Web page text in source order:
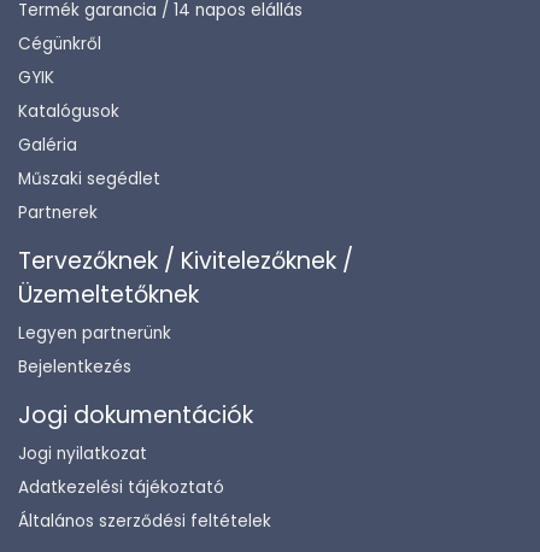
Termék garancia / 14 napos elállás
Cégünkről
GYIK
Katalógusok
Galéria
Műszaki segédlet
Partnerek
Tervezőknek / Kivitelezőknek /
Üzemeltetőknek
Legyen partnerünk
Bejelentkezés
Jogi dokumentációk
Jogi nyilatkozat
Adatkezelési tájékoztató
Általános szerződési feltételek